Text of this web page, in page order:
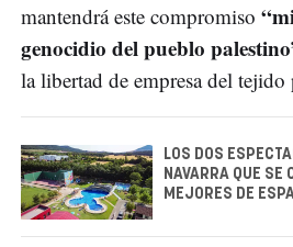
mantendrá este compromiso
genocidio del pueblo
la libertad de empresa del
LOS DOS
NAVARRA QUE SE
MEJORES DE